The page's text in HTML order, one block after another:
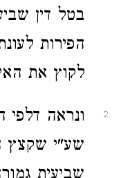
בטל דין
הפירות
לקוץ את
2
ונראה
שע"י שקצץ